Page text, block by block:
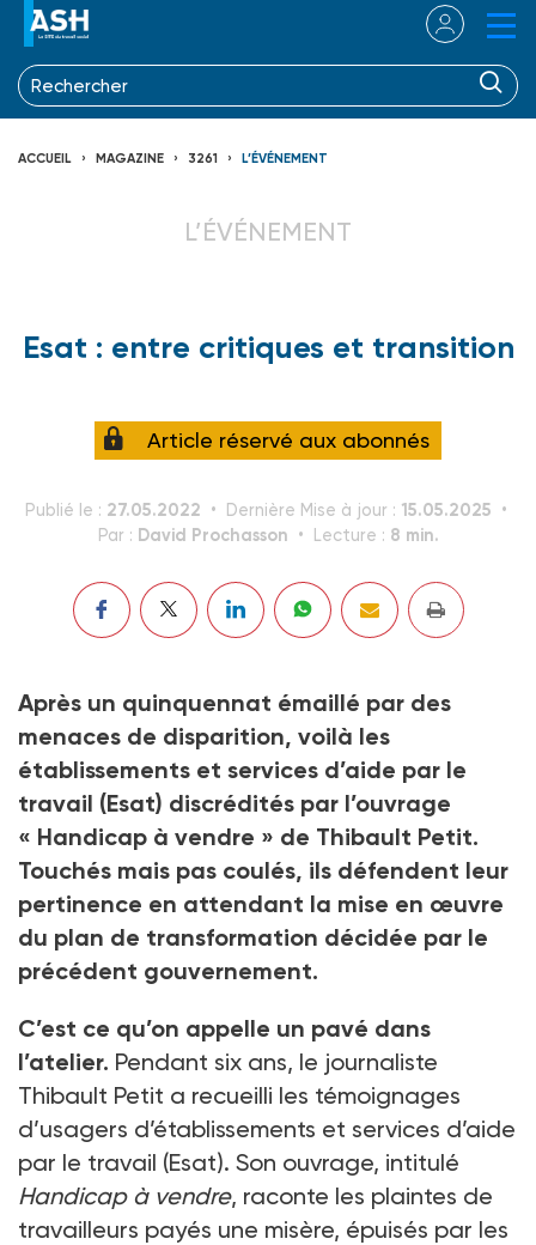
ACCUEIL MAGAZINE 3261 L’ÉVÉNEMENT
L’ÉVÉNEMENT
Esat : entre critiques et transition
Article réservé aux abonnés
Publié le : 27.05.2022 Dernière Mise à jour : 15.05.2025
Par : David Prochasson Lecture : 8 min.
Après un quinquennat émaillé par des
menaces de disparition, voilà les
établissements et services d’aide par le
travail (Esat) discrédités par l’ouvrage
« Handicap à vendre » de Thibault Petit.
Touchés mais pas coulés, ils défendent leur
pertinence en attendant la mise en œuvre
du plan de transformation décidée par le
précédent gouvernement.
C’est ce qu’on appelle un pavé dans
l’atelier. Pendant six ans, le journaliste
Thibault Petit a recueilli les témoignages
d’usagers d’établissements et services d’aide
par le travail (Esat). Son ouvrage, intitulé
Handicap à vendre, raconte les plaintes de
travailleurs payés une misère, épuisés par les